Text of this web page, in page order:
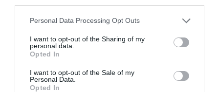
Personal Data Processing Opt Outs
I want to opt-out of the Sharing of my
personal data.
Opted In
I want to opt-out of the Sale of my
Personal Data.
Opted In
Facebook Twitter